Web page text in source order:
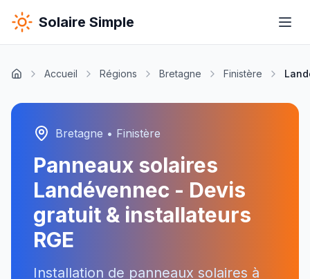
Solaire Simple
Accueil Régions Bretagne Finistère
Bretagne • Finistère
Panneaux solaires
Landévennec - Devis
gratuit & installateurs
RGE
Installation de panneaux solaires à